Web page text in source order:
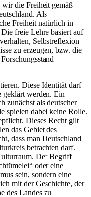
wir die Freiheit gemäß
Als
Freiheit natürlich in
Die freie Lehre basiert auf
Selbstreflexion
zu erzeugen, bzw. die
Diese Identität darf
geklärt werden. Ein
zunächst als deutscher
spielen dabei keine Rolle.
Dieses Recht gilt
das Gebiet des
dass man Deutschland
betrachten darf.
Der Begriff
oder eine
sein, sondern eine
mit der Geschichte, der
des Landes zu